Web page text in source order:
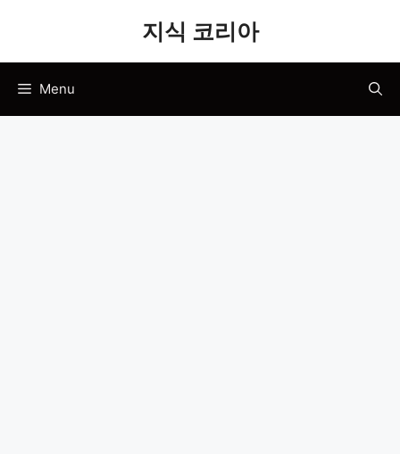
지식 코리아
Menu